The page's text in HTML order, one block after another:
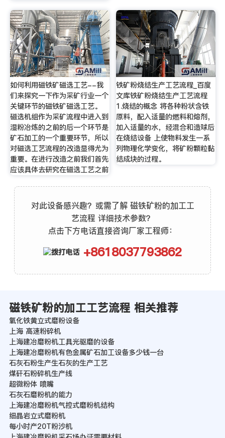
如何利用磁铁矿磁选工艺--我
们来探究一下作为采矿行业一个
关键环节的磁铁矿磁选工艺。
磁选机组作为采矿流程中进入到
湿粉冶炼的之前的后一个环节是
矿石加工的一个重要环节，所以
对磁选工艺流程的改造显得尤为
重要。在进行改造之前我们首先
应该具体去研究在磁选工艺之前
铁矿粉烧结生产工艺流程_百度
文库铁矿粉烧结生产工艺流程
1.烧结的概念 将各种粉状含铁
原料，配入适量的燃料和熔剂，
加入适量的水，经混合和造球后
在烧结设备 上使物料发生一系
列物理化学变化，将矿粉颗粒黏
结成块的过程。
对此设备感兴趣？或需了解 磁铁矿粉的加工工
艺流程 详细技术参数？
点击下方电话直接咨询厂家工程师：
+8618037793862
磁铁矿粉的加工工艺流程 相关推荐
氧化铁黄立式磨粉设备
上海 高速粉碎机
上海建冶磨粉机工具光驱磨的设备
上海建冶磨粉机有色金属矿石加工设备多少钱一台
石灰石粉生产生石灰的生产工艺
煤矸石粉碎机生产线
超微粉体 喷嘴
石灰石磨粉机的能力
上海建冶磨粉机气控式磨粉机结构
细晶岩立式磨粉机
每小时产20T粉沙机